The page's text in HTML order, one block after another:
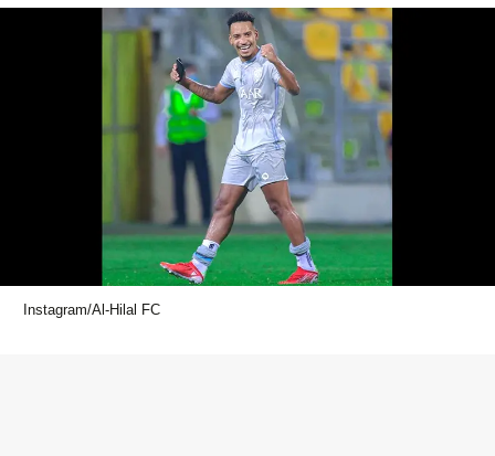
Instagram/Al-Hilal FC